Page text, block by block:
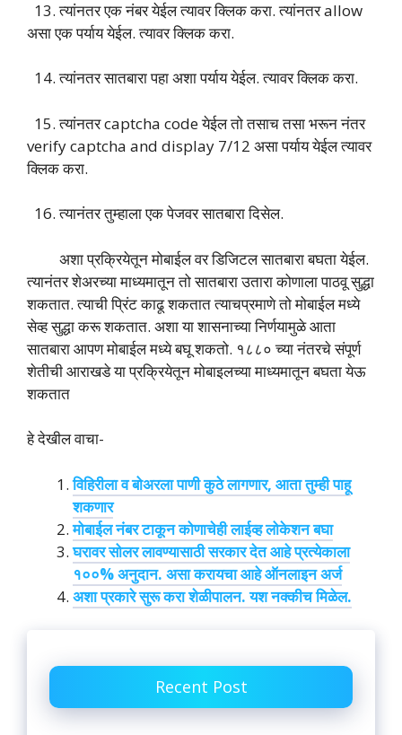
13. त्यांनतर एक नंबर येईल त्यावर क्लिक करा. त्यांनतर allow
असा एक पर्याय येईल. त्यावर क्लिक करा.
14. त्यांनतर सातबारा पहा अशा पर्याय येईल. त्यावर क्लिक करा.
15. त्यांनतर captcha code येईल तो तसाच तसा भरून नंतर
verify captcha and display 7/12 असा पर्याय येईल त्यावर
क्लिक करा.
16. त्यानंतर तुम्हाला एक पेजवर सातबारा दिसेल.
अशा प्रक्रियेतून मोबाईल वर डिजिटल सातबारा बघता येईल.
त्यानंतर शेअरच्या माध्यमातून तो सातबारा उतारा कोणाला पाठवू सुद्धा
शकतात. त्याची प्रिंट काढू शकतात त्याचप्रमाणे तो मोबाईल मध्ये
सेव्ह सुद्धा करू शकतात. अशा या शासनाच्या निर्णयामुळे आता
सातबारा आपण मोबाईल मध्ये बघू शकतो. १८८० च्या नंतरचे संपूर्ण
शेतीची आराखडे या प्रक्रियेतून मोबाइलच्या माध्यमातून बघता येऊ
शकतात
हे देखील वाचा-
विहिरीला व बोअरला पाणी कुठे लागणार, आता तुम्ही पाहू
शकणार
मोबाईल नंबर टाकून कोणाचेही लाईव्ह लोकेशन बघा
घरावर सोलर लावण्यासाठी सरकार देत आहे प्रत्येकाला
१००% अनुदान. असा करायचा आहे ऑनलाइन अर्ज
अशा प्रकारे सुरू करा शेळीपालन. यश नक्कीच मिळेल.
Recent Post